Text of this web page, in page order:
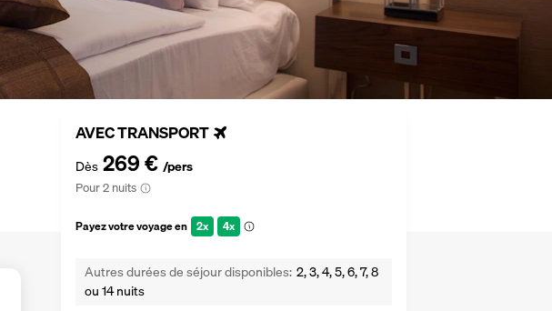
AVEC TRANSPORT
Dès 269 € /pers
Pour 2 nuits
Payez votre voyage en 2x 4x
Autres durées de séjour disponibles 2, 3, 4, 5, 6, 7, 8
ou 14 nuits